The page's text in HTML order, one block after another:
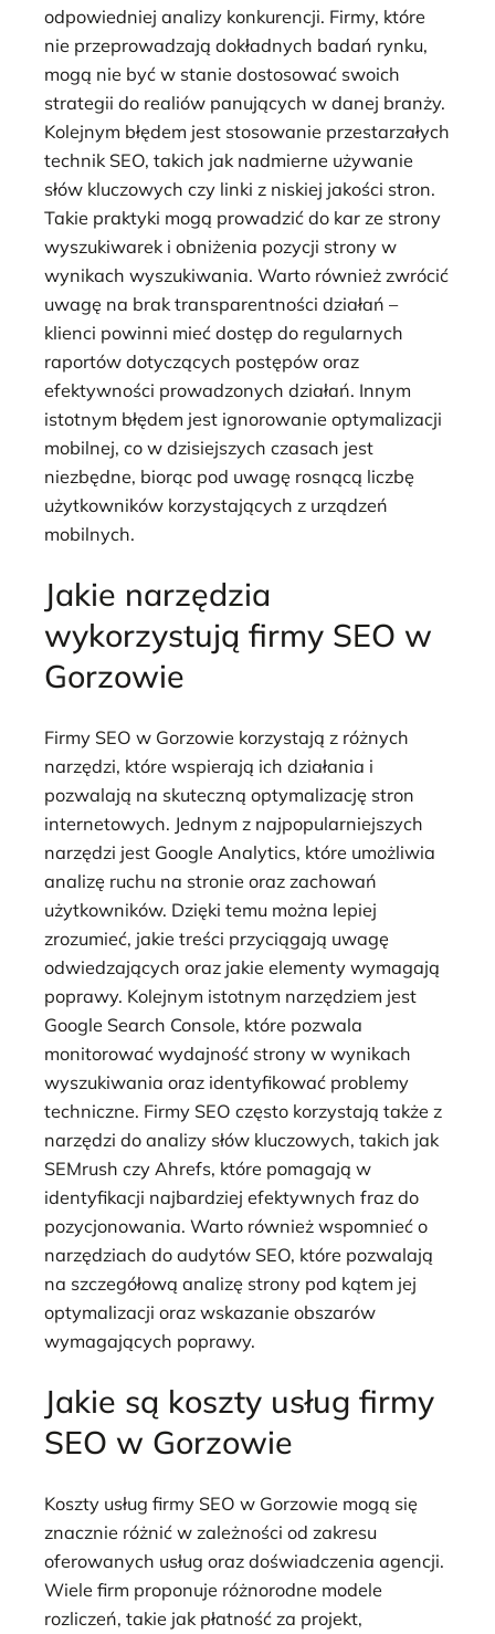
odpowiedniej analizy konkurencji. Firmy, które
nie przeprowadzają dokładnych badań rynku,
mogą nie być w stanie dostosować swoich
strategii do realiów panujących w danej branży.
Kolejnym błędem jest stosowanie przestarzałych
technik SEO, takich jak nadmierne używanie
słów kluczowych czy linki z niskiej jakości stron.
Takie praktyki mogą prowadzić do kar ze strony
wyszukiwarek i obniżenia pozycji strony w
wynikach wyszukiwania. Warto również zwrócić
uwagę na brak transparentności działań –
klienci powinni mieć dostęp do regularnych
raportów dotyczących postępów oraz
efektywności prowadzonych działań. Innym
istotnym błędem jest ignorowanie optymalizacji
mobilnej, co w dzisiejszych czasach jest
niezbędne, biorąc pod uwagę rosnącą liczbę
użytkowników korzystających z urządzeń
mobilnych.
Jakie narzędzia
wykorzystują firmy SEO w
Gorzowie
Firmy SEO w Gorzowie korzystają z różnych
narzędzi, które wspierają ich działania i
pozwalają na skuteczną optymalizację stron
internetowych. Jednym z najpopularniejszych
narzędzi jest Google Analytics, które umożliwia
analizę ruchu na stronie oraz zachowań
użytkowników. Dzięki temu można lepiej
zrozumieć, jakie treści przyciągają uwagę
odwiedzających oraz jakie elementy wymagają
poprawy. Kolejnym istotnym narzędziem jest
Google Search Console, które pozwala
monitorować wydajność strony w wynikach
wyszukiwania oraz identyfikować problemy
techniczne. Firmy SEO często korzystają także z
narzędzi do analizy słów kluczowych, takich jak
SEMrush czy Ahrefs, które pomagają w
identyfikacji najbardziej efektywnych fraz do
pozycjonowania. Warto również wspomnieć o
narzędziach do audytów SEO, które pozwalają
na szczegółową analizę strony pod kątem jej
optymalizacji oraz wskazanie obszarów
wymagających poprawy.
Jakie są koszty usług firmy
SEO w Gorzowie
Koszty usług firmy SEO w Gorzowie mogą się
znacznie różnić w zależności od zakresu
oferowanych usług oraz doświadczenia agencji.
Wiele firm proponuje różnorodne modele
rozliczeń, takie jak płatność za projekt,